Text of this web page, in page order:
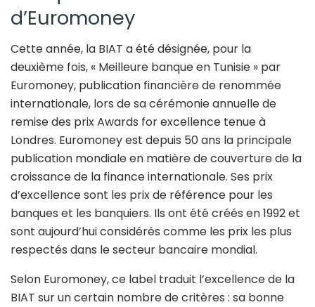
d’Euromoney
Cette année, la BIAT a été désignée, pour la
deuxième fois, « Meilleure banque en Tunisie » par
Euromoney, publication financière de renommée
internationale, lors de sa cérémonie annuelle de
remise des prix Awards for excellence tenue à
Londres. Euromoney est depuis 50 ans la principale
publication mondiale en matière de couverture de la
croissance de la finance internationale. Ses prix
d’excellence sont les prix de référence pour les
banques et les banquiers. Ils ont été créés en 1992 et
sont aujourd’hui considérés comme les prix les plus
respectés dans le secteur bancaire mondial.
Selon Euromoney, ce label traduit l’excellence de la
BIAT sur un certain nombre de critères : sa bonne